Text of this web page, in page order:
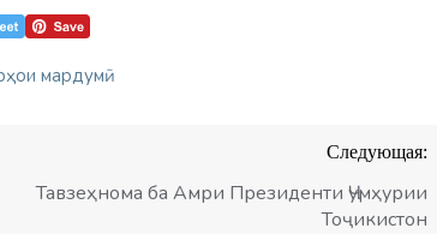
мардумӣ
Следующая:
Тавзеҳнома ба Амри Президенти Ҷумҳурии
Тоҷикистон